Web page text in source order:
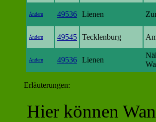
Ändern 49536 Lienen
Ändern 49545 Tecklenburg
Ändern 49536 Lienen
Erläuterungen:
Hier können